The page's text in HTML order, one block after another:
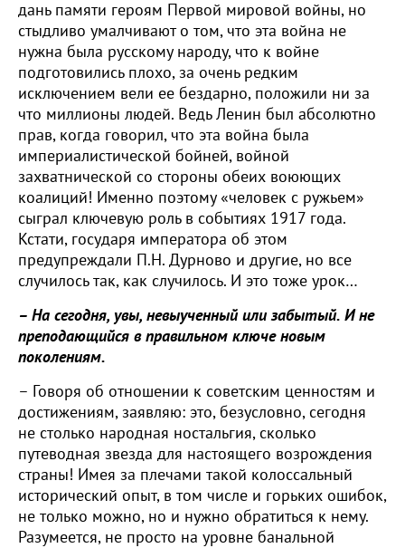
дань памяти героям Первой мировой войны, но
стыдливо умалчивают о том, что эта война не
нужна была русскому народу, что к войне
подготовились плохо, за очень редким
исключением вели ее бездарно, положили ни за
что миллионы людей. Ведь Ленин был абсолютно
прав, когда говорил, что эта война была
империалистической бойней, войной
захватнической со стороны обеих воюющих
коалиций! Именно поэтому «человек с ружьем»
сыграл ключевую роль в событиях 1917 года.
Кстати, государя императора об этом
предупреждали П.Н. Дурново и другие, но все
случилось так, как случилось. И это тоже урок…
– На сегодня, увы, невыученный или забытый. И не
преподающийся в правильном ключе новым
поколениям.
– Говоря об отношении к советским ценностям и
достижениям, заявляю: это, безусловно, сегодня
не столько народная ностальгия, сколько
путеводная звезда для настоящего возрождения
страны! Имея за плечами такой колоссальный
исторический опыт, в том числе и горьких ошибок,
не только можно, но и нужно обратиться к нему.
Разумеется, не просто на уровне банальной